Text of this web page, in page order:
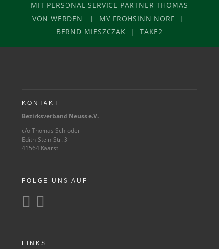
MIT PERSONAL SERVICE PARTNER THOMAS
VON WERDEN | MV FROHSINN NORF |
BERND MIESZCZAK | TAKE2
KONTAKT
Bezirksverband Neuss e.V.
c/o Thomas Schröder
Edith-Stein-Str. 3
41564 Kaarst
FOLGE UNS AUF
 
LINKS